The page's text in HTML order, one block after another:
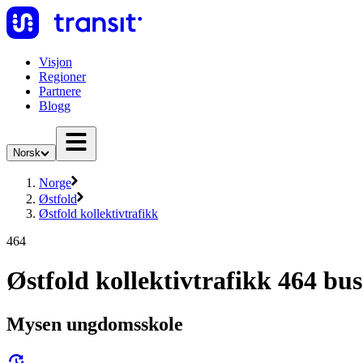
Visjon
Regioner
Partnere
Blogg
Norsk
Norge
Østfold
Østfold kollektivtrafikk
464
Østfold kollektivtrafikk 464
Mysen ungdomsskole